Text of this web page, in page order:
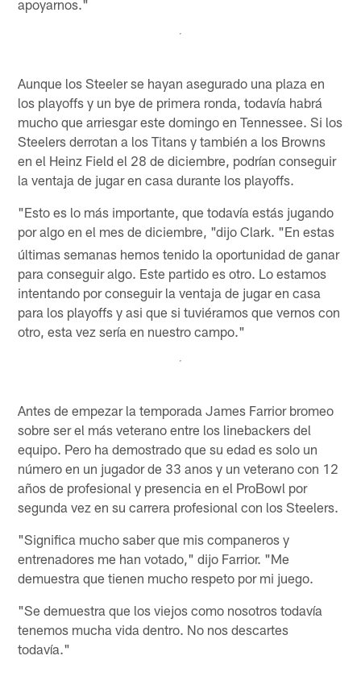
apoyarnos."
Aunque los Steeler se hayan asegurado una plaza en
los playoffs y un bye de primera ronda, todavía habrá
mucho que arriesgar este domingo en Tennessee. Si los
Steelers derrotan a los Titans y también a los Browns
en el Heinz Field el 28 de diciembre, podrían conseguir
la ventaja de jugar en casa durante los playoffs.
"Esto es lo más importante, que todavía estás jugando
por algo en el mes de diciembre, "dijo Clark. "En estas
últimas semanas hemos tenido la oportunidad de ganar
para conseguir algo. Este partido es otro. Lo estamos
intentando por conseguir la ventaja de jugar en casa
para los playoffs y asi que si tuviéramos que vernos con
otro, esta vez sería en nuestro campo."
Antes de empezar la temporada James Farrior bromeo
sobre ser el más veterano entre los linebackers del
equipo. Pero ha demostrado que su edad es solo un
número en un jugador de 33 anos y un veterano con 12
años de profesional y presencia en el ProBowl por
segunda vez en su carrera profesional con los Steelers.
"Significa mucho saber que mis companeros y
entrenadores me han votado," dijo Farrior. "Me
demuestra que tienen mucho respeto por mi juego.
"Se demuestra que los viejos como nosotros todavía
tenemos mucha vida dentro. No nos descartes
todavía."